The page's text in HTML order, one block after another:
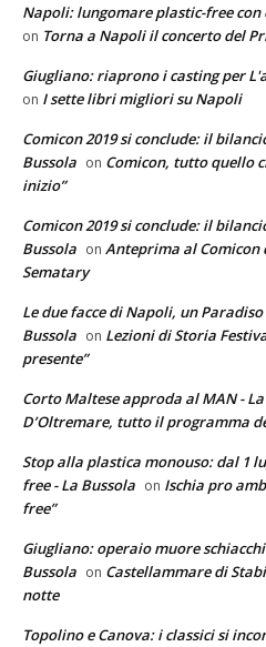
Napoli: lungomare plastic-free con
on Torna a Napoli il concerto del
Giugliano: riaprono i casting per
on I sette libri migliori su Napoli
Comicon 2019 si conclude: il
Bussola on Comicon, tutto quello
inizio”
Comicon 2019 si conclude: il
Bussola on Anteprima al Comicon
Sematary
Le due facce di Napoli, un
Bussola on Lezioni di Storia
presente”
Corto Maltese approda al MAN -
D’Oltremare, tutto il programma
Stop alla plastica monouso: dal 1
free - La Bussola on Ischia pro
free”
Giugliano: operaio muore
Bussola on Castellammare di
notte
Topolino e Canova: i classici si